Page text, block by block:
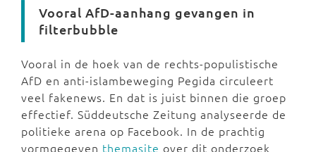
Vooral AfD-aanhang gevangen in
filterbubble
Vooral in de hoek van de rechts-populistische
AfD en anti-islambeweging Pegida circuleert
veel fakenews. En dat is juist binnen die groep
effectief. Süddeutsche Zeitung analyseerde de
politieke arena op Facebook. In de prachtig
vormgegeven themasite over dit onderzoek